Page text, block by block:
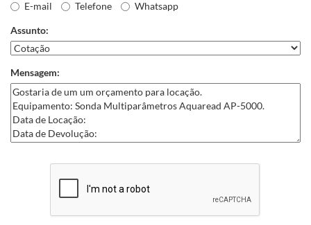
E-mail
Telefone Whatsapp
Assunto:
Mensagem: